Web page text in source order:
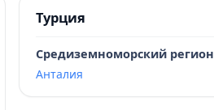
Турция
Средиземноморский регион
Анталия